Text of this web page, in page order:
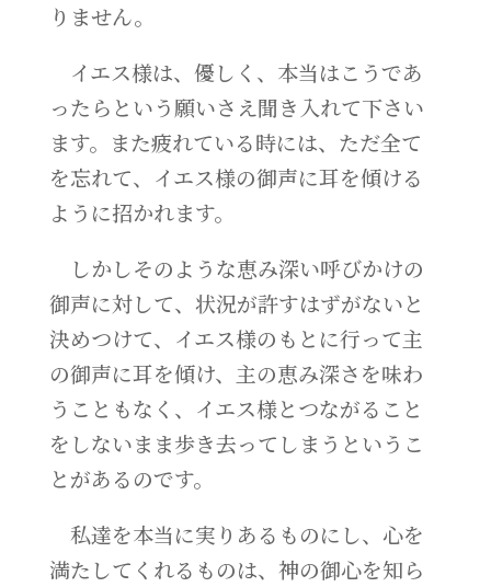
りません。
イエス様は、優しく、本当はこうであ
ったらという願いさえ聞き入れて下さい
ます。また疲れている時には、ただ全て
を忘れて、イエス様の御声に耳を傾ける
ように招かれます。
しかしそのような恵み深い呼びかけの
御声に対して、状況が許すはずがないと
決めつけて、イエス様のもとに行って主
の御声に耳を傾け、主の恵み深さを味わ
うこともなく、イエス様とつながること
をしないまま歩き去ってしまうというこ
とがあるのです。
私達を本当に実りあるものにし、心を
満たしてくれるものは、神の御心を知ら